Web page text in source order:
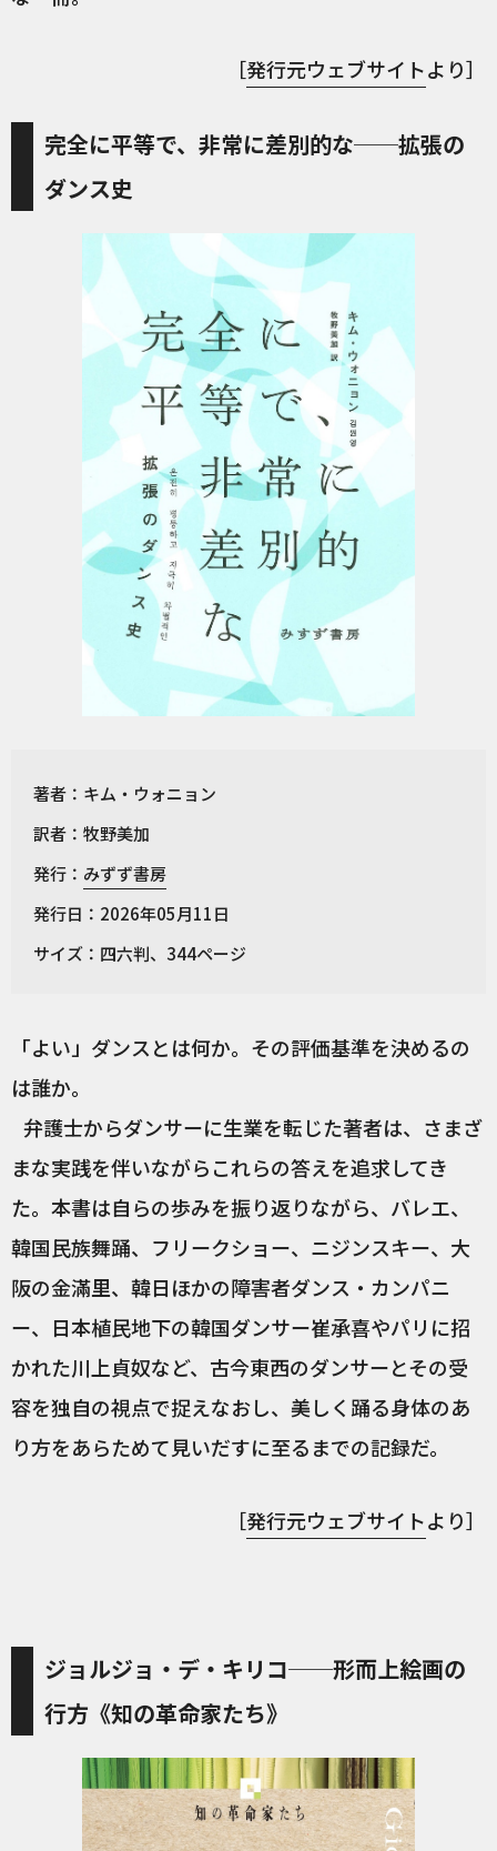
［発行元ウェブサイトより］
完全に平等で、非常に差別的な──拡張の
ダンス史
著者：キム・ウォニョン
訳者：牧野美加
発行： みずず書房
発行日：2026年05月11日
サイズ：四六判、344ページ
「よい」ダンスとは何か。その評価基準を決めるの
は誰か。
弁護士からダンサーに生業を転じた著者は、さまざ
まな実践を伴いながらこれらの答えを追求してき
た。本書は自らの歩みを振り返りながら、バレエ、
韓国民族舞踊、フリークショー、ニジンスキー、大
阪の金滿里、韓日ほかの障害者ダンス・カンパニ
ー、日本植民地下の韓国ダンサー崔承喜やパリに招
かれた川上貞奴など、古今東西のダンサーとその受
容を独自の視点で捉えなおし、美しく踊る身体のあ
り方をあらためて見いだすに至るまでの記録だ。
［発行元ウェブサイトより］
ジョルジョ・デ・キリコ──形而上絵画の
行方《知の革命家たち》